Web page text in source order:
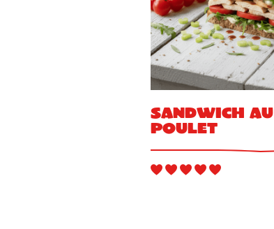
Sandwich au
poulet